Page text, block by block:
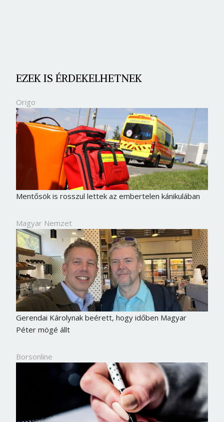
EZEK IS ÉRDEKELHETNEK
Origo
Mentősök is rosszul lettek az embertelen kánikulában
Magyar Nemzet
Gerendai Károlynak beérett, hogy időben Magyar
Péter mögé állt
Borsonline